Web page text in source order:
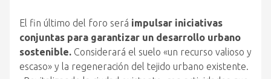
El fin último del foro será impulsar iniciativas
conjuntas para garantizar un desarrollo urbano
sostenible. Considerará el suelo «un recurso valioso y
escaso» y la regeneración del tejido urbano existente.